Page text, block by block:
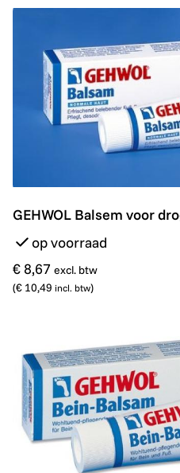
GEHWOL Balsem voor
GEHWOL Balsem voor
op voorraad
€ 8,67 excl. btw
(€ 10,49 incl. btw)